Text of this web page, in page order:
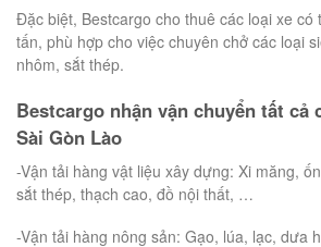
Đặc biệt, Bestcargo cho thuê các loại xe có
tấn, phù hợp cho việc chuyên chở các loại
nhôm, sắt thép.
Bestcargo nhận vận chuyển tất cả
Sài Gòn Lào
-Vận tải hàng vật liệu xây dựng: Xi măng,
sắt thép, thạch cao, đồ nội thất, …
-Vận tải hàng nông sản: Gạo, lúa, lạc, dưa